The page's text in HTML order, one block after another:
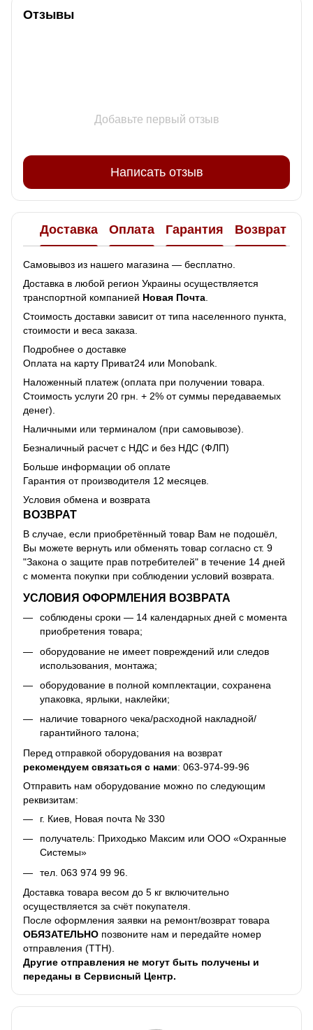
Отзывы
Добавьте первый отзыв
Написать отзыв
Доставка Оплата Гарантия Возврат
Самовывоз из нашего магазина — бесплатно.
Доставка в любой регион Украины осуществляется
транспортной компанией Новая Почта.
Стоимость доставки зависит от типа населенного пункта,
стоимости и веса заказа.
Подробнее о доставке
Оплата на карту Приват24 или Monobank.
Наложенный платеж (оплата при получении товара.
Стоимость услуги 20 грн. + 2% от суммы передаваемых
денег).
Наличными или терминалом (при самовывозе).
Безналичный расчет с НДС и без НДС (ФЛП)
Больше информации об оплате
Гарантия от производителя 12 месяцев.
Условия обмена и возврата
ВОЗВРАТ
В случае, если приобретённый товар Вам не подошёл,
Вы можете вернуть или обменять товар согласно ст. 9
"Закона о защите прав потребителей" в течение 14 дней
с момента покупки при соблюдении условий возврата.
УСЛОВИЯ ОФОРМЛЕНИЯ ВОЗВРАТА
соблюдены сроки — 14 календарных дней с момента
приобретения товара;
оборудование не имеет повреждений или следов
использования, монтажа;
оборудование в полной комплектации, сохранена
упаковка, ярлыки, наклейки;
наличие товарного чека/расходной накладной/
гарантийного талона;
Перед отправкой оборудования на возврат
рекомендуем связаться с нами: 063-974-99-96
Отправить нам оборудование можно по следующим
реквизитам:
г. Киев, Новая почта № 330
получатель: Приходько Максим или ООО «Охранные
Системы»
тел. 063 974 99 96
Доставка товара весом до 5 кг включительно
осуществляется за счёт покупателя.
После оформления заявки на ремонт/возврат товара
ОБЯЗАТЕЛЬНО позвоните нам и передайте номер
отправления (ТТН).
Другие отправления не могут быть получены и
переданы в Сервисный Центр.